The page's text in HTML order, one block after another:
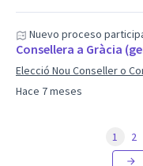
Hace 7 meses
Nuevo proceso
Consellera a Gràcia
Elecció Nou Conseller o
1 2